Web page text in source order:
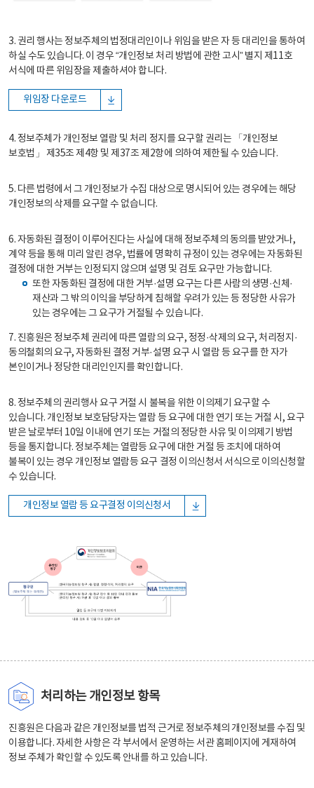
3. 권리 행사는 정보주체의 법정대리인이나 위임을 받은 자 등 대리인을 통하여
하실 수도 있습니다. 이 경우 “개인정보 처리 방법에 관한 고시” 별지 제11호
서식에 따른 위임장을 제출하셔야 합니다.
위임장 다운로드
4. 정보주체가 개인정보 열람 및 처리 정지를 요구할 권리는 「개인정보
보호법」 제35조 제4항 및 제37조 제2항에 의하여 제한될 수 있습니다.
5. 다른 법령에서 그 개인정보가 수집 대상으로 명시되어 있는 경우에는 해당
개인정보의 삭제를 요구할 수 없습니다.
6. 자동화된 결정이 이루어진다는 사실에 대해 정보주체의 동의를 받았거나,
계약 등을 통해 미리 알린 경우, 법률에 명확히 규정이 있는 경우에는 자동화된
결정에 대한 거부는 인정되지 않으며 설명 및 검토 요구만 가능합니다.
또한 자동화된 결정에 대한 거부·설명 요구는 다른 사람의 생명·신체·
재산과 그 밖의 이익을 부당하게 침해할 우려가 있는 등 정당한 사유가
있는 경우에는 그 요구가 거절될 수 있습니다.
7. 진흥원은 정보주체 권리에 따른 열람의 요구, 정정·삭제의 요구, 처리정지·
동의철회의 요구, 자동화된 결정 거부·설명 요구 시 열람 등 요구를 한 자가
본인이거나 정당한 대리인인지를 확인합니다.
8. 정보주체의 권리행사 요구 거절 시 불복을 위한 이의제기 요구할 수
있습니다. 개인정보 보호담당자는 열람 등 요구에 대한 연기 또는 거절 시, 요구
받은 날로부터 10일 이내에 연기 또는 거절의 정당한 사유 및 이의제기 방법
등을 통지합니다. 정보주체는 열람등 요구에 대한 거절 등 조치에 대하여
불복이 있는 경우 개인정보 열람등 요구 결정 이의신청서 서식으로 이의신청할
수 있습니다.
개인정보 열람 등 요구결정 이의신청서
처리하는 개인정보 항목
진흥원은 다음과 같은 개인정보를 법적 근거로 정보주체의 개인정보를 수집 및
이용합니다. 자세한 사항은 각 부서에서 운영하는 서관 홈페이지에 게재하여
정보 주체가 확인할 수 있도록 안내를 하고 있습니다.